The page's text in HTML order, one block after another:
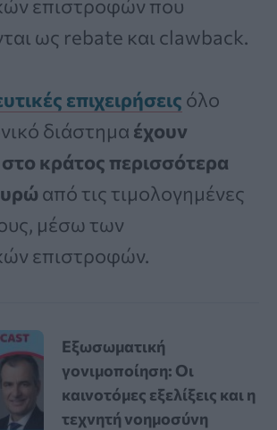
επιστροφών που
ως rebate και clawback.
επιχειρήσεις όλο
διάστημα έχουν
κράτος περισσότερα
από τις τιμολογημένες
μέσω των
επιστροφών.
Εξωσωματική
γονιμοποίηση: Οι
καινοτόμες εξελίξεις και η
τεχνητή νοημοσύνη